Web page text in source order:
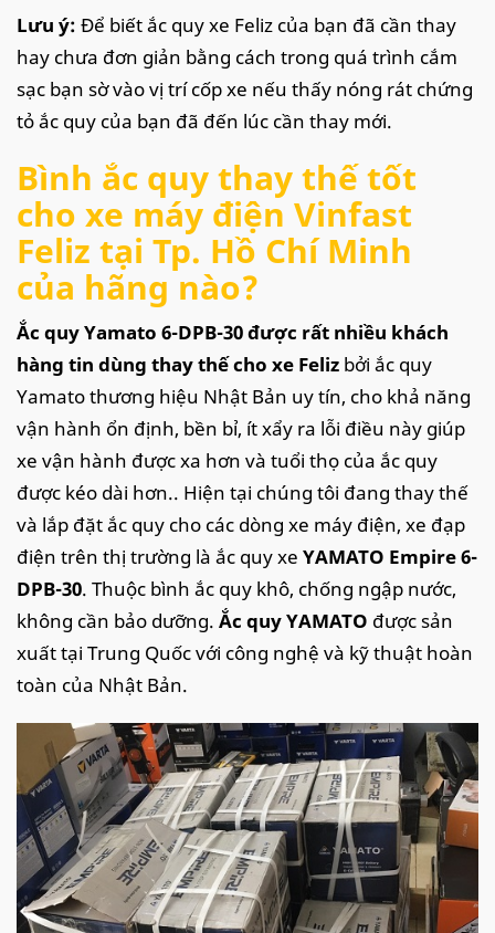
Lưu ý: Để biết ắc quy xe Feliz của bạn đã cần thay
hay chưa đơn giản bằng cách trong quá trình cắm
sạc bạn sờ vào vị trí cốp xe nếu thấy nóng rát chứng
tỏ ắc quy của bạn đã đến lúc cần thay mới.
Bình ắc quy thay thế tốt
cho xe máy điện Vinfast
Feliz tại Tp. Hồ Chí Minh
của hãng nào?
Ắc quy Yamato 6-DPB-30 được rất nhiều khách
hàng tin dùng thay thế cho xe Feliz bởi ắc quy
Yamato thương hiệu Nhật Bản uy tín, cho khả năng
vận hành ổn định, bền bỉ, ít xẩy ra lỗi điều này giúp
xe vận hành được xa hơn và tuổi thọ của ắc quy
được kéo dài hơn.. Hiện tại chúng tôi đang thay thế
và lắp đặt ắc quy cho các dòng xe máy điện, xe đạp
điện trên thị trường là ắc quy xe YAMATO Empire 6-
DPB-30. Thuộc bình ắc quy khô, chống ngập nước,
không cần bảo dưỡng. Ắc quy YAMATO được sản
xuất tại Trung Quốc với công nghệ và kỹ thuật hoàn
toàn của Nhật Bản.